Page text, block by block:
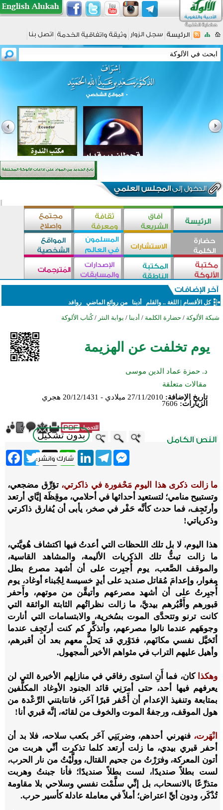
كل الأقسام اللغة .. والقلم أدبنا من روائع الماضي روافد
شبكة الألوكة / حضارة الكلمة / أدبنا / بوابة النثر / كُتاب الألوكة
يوم تخلفت عن الهزيمة
د. حمزة عماد الدين موسى
مقالات متعلقة
تاريخ الإضافة: 27/11/2010 ميلادي - 20/12/1431 هجري
الزيارات: 7606
بدون تشكيل
Twitter X
WhatsApp
LinkedInTelegram
Messenger
ما زالت ذكرى هذا اليوم مَحْفورة في ذاكرتي، تؤرِّق مضجعي،
وتستبيح منامي؛ لتستعيد أحداثها في أحلامي، موقِظَة إيَّاي أرتعد
وأرتَجِف، فما حدث كأنَّه حَفْر في صخر، يأبى أن يُفارق ذاكرتي
وذكرياتي!
هذا اليوم، لا بل تلك اللحظات التي أعدتُ فيها اكتشاف هُويَّتي،
ما زالت تبثُّ تلك الذكريات الأليمة، والمشاهد القاسية،
والموقف الصَّعب، يوم أُجبِرت على أن أشهد مصرع بطل
مغوار، وإعدامَ مُقاتل صنديد على أيدٍ خسيسة لِجُبناء أوغاد، يوم
أُجبِرتُ على أن أشهد مصرعهم وأتيقَّن من موتهم، وأَحفر
قبورهم وأَقْبُرهم بيديَّ، ما زالت نظراتُهم الثابتة الواثقة التي
كانت ترنو وتتحدَّى الموت بسُخرية، والابتسامات التي أنارت
وجوهَهم عندما نالوا مصرعهم، وأتذكَّر كم كنت أرتَجِف عندما
أتَخيَّل نفسي مكانَهم، فدَوْري قد يَحلُّ معهم بعد أن أقبرهم،
وأهيل عليهم التراب في مثواهم الأخير الْمجهول.
وهكذا كان، فما أَنِ استوى رفاقي في منازلِهم الأخيرة التي لن
يعرفهم فيها أحد، حتى أمرَنِي قائد الجنود الأوغاد المكلَّفين
بمتابعة وتنفيذ الإعدام أن أَحْفر قبرًا آخَر، فانتابتني الرِّعْدة من
هول الموقف، ورجفةُ الموت والخوف من لقائه، إنَّه قبري أنا!
انْهَرت، فنهرني أحدهم، وضربَنِي آخَر بكعب سلاحه، فلا بد أن
أحفر قبري بيدي، ما زلت أرتعد كلما تذكرت أنِّي هربت من
أتون المعركة، وفرَرْتُ من جحيم القتال، وولَّيْتُ من نار الحرب،
لست بطلاً صنديدًا، لست بطلاً صنديدًا؛ فأنا جبنتُ وهربت
متذرِّعًا بالانسحاب، بل إنِّي سلَّمْت نفسي وسلاحي بلا مقاومة
تُذْكَر، ودون أيِّ اعتراض؛ أملاً في معاملة عادلة كأسير حرب.